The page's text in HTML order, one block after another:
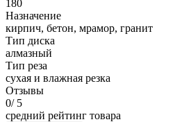
180
Назначение
кирпич, бетон, мрамор, гранит
Тип диска
алмазный
Тип реза
сухая и влажная резка
Отзывы
0/ 5
средний рейтинг товара